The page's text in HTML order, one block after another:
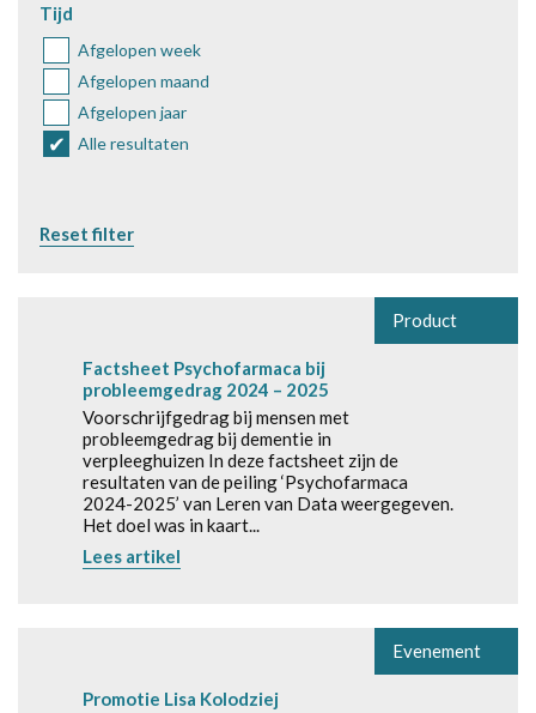
Product
Factsheet Psychofarmaca bij
probleemgedrag 2024 – 2025
Voorschrijfgedrag bij mensen met
probleemgedrag bij dementie in
verpleeghuizen In deze factsheet zijn de
resultaten van de peiling ‘Psychofarmaca
2024-2025’ van Leren van Data weergegeven.
Het doel was in kaart...
Lees artikel
Evenement
Promotie Lisa Kolodziej
Tijd
Afgelopen week
Afgelopen maand
Afgelopen jaar
Alle resultaten
Reset filter